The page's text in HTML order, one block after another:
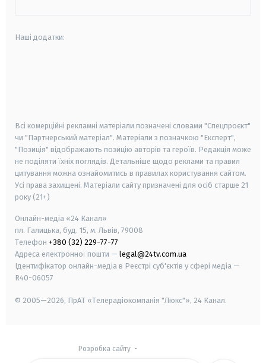
Наші додатки:
Всі комерційні рекламні матеріали позначені словами "Спецпроєкт"
чи "Партнерський матеріал". Матеріали з позначкою "Експерт",
"Позиція" відображають позицію авторів та героїв. Редакція може
не поділяти їхніх поглядів. Детальніше щодо реклами та правил
цитування можна ознайомитись в правилах користування сайтом.
Усі права захищені. Матеріали сайту призначені для осіб старше 21
року (21+)
Онлайн-медіа «24 Канал»
пл. Галицька, буд. 15, м. Львів, 79008
Телефон +380 (32) 229-77-77
Адреса електронної пошти — legal@24tv.com.ua
Ідентифікатор онлайн-медіа в Реєстрі суб'єктів у сфері медіа —
R40-06057
© 2005—2026, ПрАТ «Телерадіокомпанія "Люкс"», 24 Канал.
Розробка сайту-